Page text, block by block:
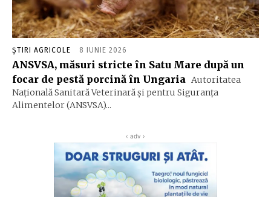
ȘTIRI AGRICOLE 8 IUNIE 2026
ANSVSA, măsuri stricte în Satu Mare după un
focar de pestă porcină în Ungaria Autoritatea
Naţională Sanitară Veterinară şi pentru Siguranţa
Alimentelor (ANSVSA)...
‹ adv ›